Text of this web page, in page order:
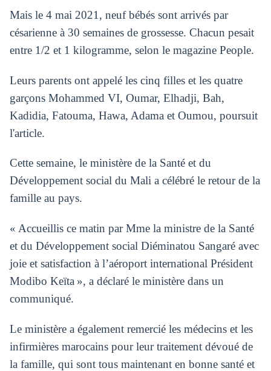
Mais le 4 mai 2021, neuf bébés sont arrivés par
césarienne à 30 semaines de grossesse. Chacun pesait
entre 1/2 et 1 kilogramme, selon le magazine People.
Leurs parents ont appelé les cinq filles et les quatre
garçons Mohammed VI, Oumar, Elhadji, Bah,
Kadidia, Fatouma, Hawa, Adama et Oumou, poursuit
l'article.
Cette semaine, le ministère de la Santé et du
Développement social du Mali a célébré le retour de la
famille au pays.
« Accueillis ce matin par Mme la ministre de la Santé
et du Développement social Diéminatou Sangaré avec
joie et satisfaction à l’aéroport international Président
Modibo Keïta », a déclaré le ministère dans un
communiqué.
Le ministère a également remercié les médecins et les
infirmières marocains pour leur traitement dévoué de
la famille, qui sont tous maintenant en bonne santé et